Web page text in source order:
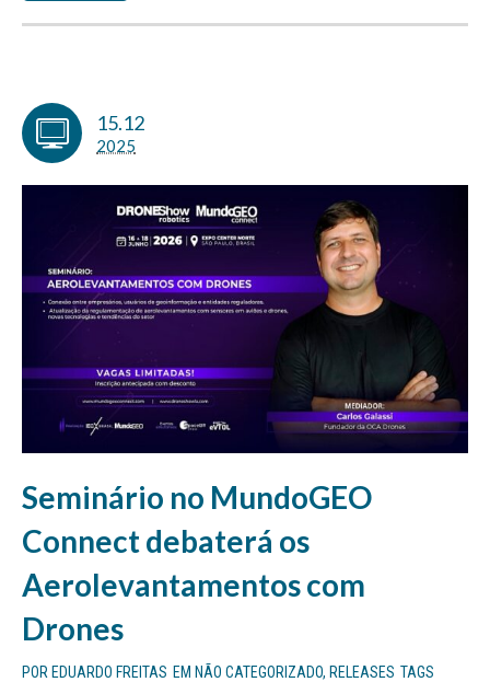
15.12
2025
Seminário no MundoGEO
Connect debaterá os
Aerolevantamentos com
Drones
POR EDUARDO FREITAS EM NÃO CATEGORIZADO, RELEASES TAGS